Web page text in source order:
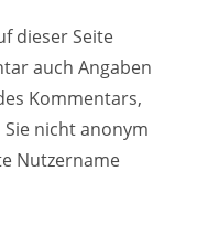
dieser Seite
auch Angaben
Kommentars,
Sie nicht anonym
Nutzername